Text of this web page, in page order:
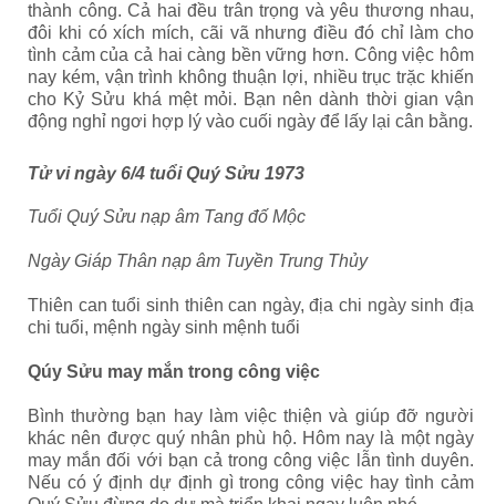
thành công. Cả hai đều trân trọng và yêu thương nhau,
đôi khi có xích mích, cãi vã nhưng điều đó chỉ làm cho
tình cảm của cả hai càng bền vững hơn. Công việc hôm
nay kém, vận trình không thuận lợi, nhiều trục trặc khiến
cho Kỷ Sửu khá mệt mỏi. Bạn nên dành thời gian vận
động nghỉ ngơi hợp lý vào cuối ngày để lấy lại cân bằng.
Tử vi ngày 6/4 tuổi Quý Sửu 1973
Tuổi Quý Sửu nạp âm Tang đố Mộc
Ngày Giáp Thân nạp âm Tuyền Trung Thủy
Thiên can tuổi sinh thiên can ngày, địa chi ngày sinh địa
chi tuổi, mệnh ngày sinh mệnh tuổi
Qúy Sửu may mắn trong công việc
Bình thường bạn hay làm việc thiện và giúp đỡ người
khác nên được quý nhân phù hộ. Hôm nay là một ngày
may mắn đối với bạn cả trong công việc lẫn tình duyên.
Nếu có ý định dự định gì trong công việc hay tình cảm